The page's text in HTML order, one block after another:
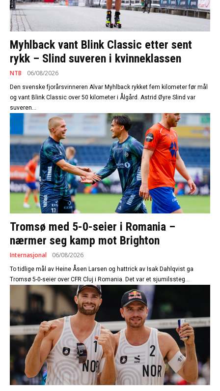
Myhlback vant Blink Classic etter sent
rykk – Slind suveren i kvinneklassen
NTB 06/08/2026
Den svenske fjorårsvinneren Alvar Myhlback rykket fem kilometer før mål
og vant Blink Classic over 50 kilometer i Ålgård. Astrid Øyre Slind var
suveren...
Tromsø med 5-0-seier i Romania –
nærmer seg kamp mot Brighton
Internasjonal 06/08/2026
To tidlige mål av Heine Åsen Larsen og hattrick av Isak Dahlqvist ga
Tromsø 5-0-seier over CFR Cluj i Romania. Det var et sjumilssteg...